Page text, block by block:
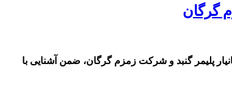
گرگان
پلیمر گنبد و شرکت زمزم گرگان، ضمن آشنایی با